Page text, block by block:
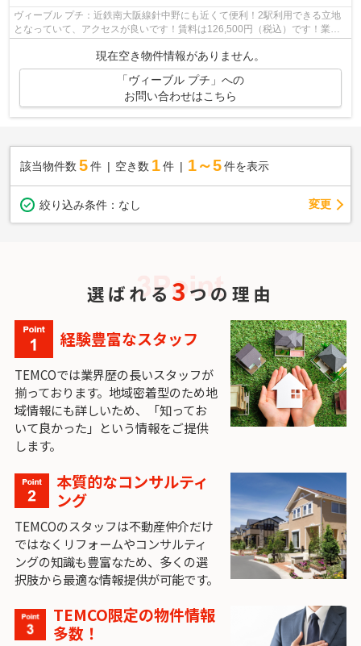
ヴィーブル プチ：近鉄南大阪線針中野にも近くて便利！2駅利用できる立地
となっていて、アクセスが良いです！賃料は126,500円（税込）です！業種
現在空き物件情報がありません。
「ヴィーブル プチ」への
お問い合わせはこちら
該当物件数 5件 空き数 1 件 1～5 件を表示
絞り込み条件： なし 変更
選ばれる 3 つの理由
経験豊富なスタッフ
TEMCOでは業界歴の長いスタッフが
揃っております。地域密着型のため地
域情報にも詳しいため、「知ってお
いて良かった」という情報をご提供
します。
本質的なコンサルティ
ング
TEMCOのスタッフは不動産仲介だけ
ではなくリフォームやコンサルティ
ングの知識も豊富なため、多くの選
択肢から最適な情報提供が可能です。
TEMCO限定の物件情報
多数！